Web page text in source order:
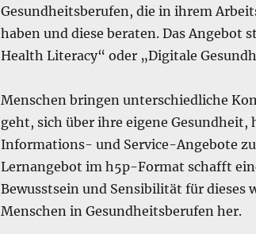
Gesundheitsberufen, die in ihrem
haben und diese beraten. Das Angebot
Health Literacy“ oder „Digitale
Menschen bringen unterschiedliche
geht, sich über ihre eigene
Informations- und Service-Angebote
Lernangebot im h5p-Format schafft
Bewusstsein und Sensibilität für dieses
Menschen in Gesundheitsberufen her.